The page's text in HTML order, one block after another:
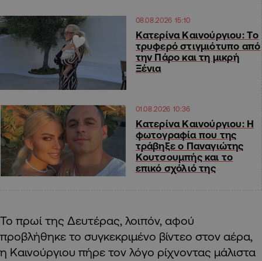
08.08.2026 15:10
Κατερίνα Καινούργιου: Tο
τρυφερό στιγμιότυπο από
την Πάρο και τη μικρή
Ξένια
01.08.2026 10:36
Κατερίνα Καινούργιου: Η
φωτογραφία που της
τράβηξε ο Παναγιώτης
Κουτσουμπής και το
επικό σχόλιό της
Το πρωί της Δευτέρας, λοιπόν, αφού
προβλήθηκε το συγκεκριμένο βίντεο στον αέρα,
η Καινούργιου πήρε τον λόγο ρίχνοντας μάλιστα